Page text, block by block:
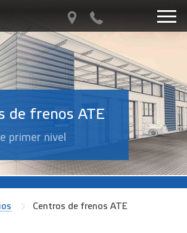
de frenos ATE
primer nivel
Centros de frenos ATE